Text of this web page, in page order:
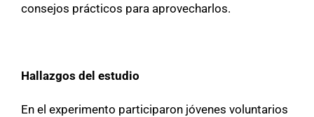
consejos prácticos para aprovecharlos.
Hallazgos del estudio
En el experimento participaron jóvenes voluntarios